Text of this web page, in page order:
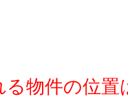
物件の位